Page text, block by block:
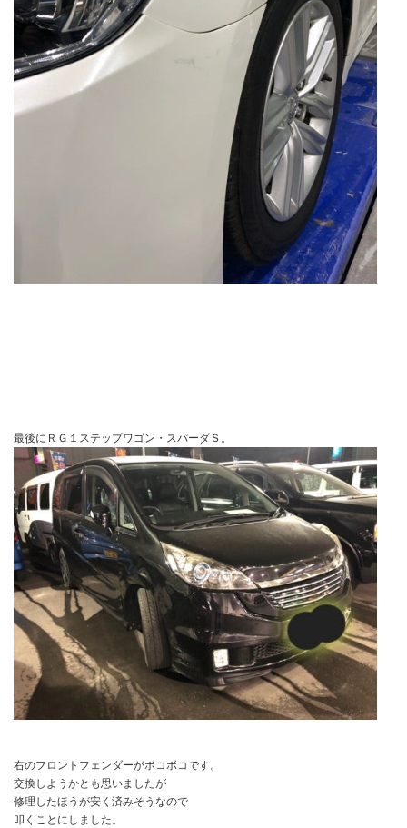
最後にＲＧ１ステップワゴン・スパーダＳ。
右のフロントフェンダーがボコボコです。
交換しようかとも思いましたが
修理したほうが安く済みそうなので
叩くことにしました。